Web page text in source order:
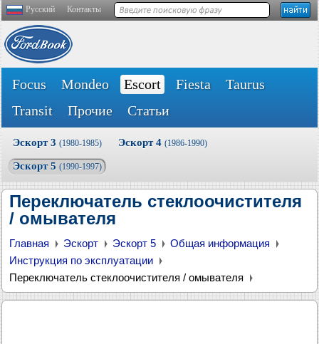
Русский Контакты
Focus Mondeo Escort Fiesta
Taurus
Transit
Прочие Статьи
Эскорт 3 (1980-1985) Эскорт 4 (1986-1990)
Эскорт 5 (1990-1997)
Переключатель стеклоочистителя
/ омывателя
Главная Эскорт Эскорт 5
Общая информация
Инструкция по эксплуатации
Переключатель стеклоочистителя / омывателя